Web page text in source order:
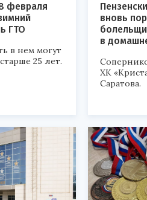
февраля
ГТО
в нем могут
25 лет.
вновь
в
ХК
Саратова.